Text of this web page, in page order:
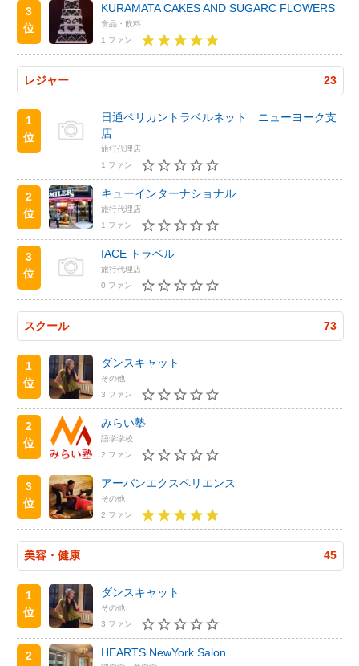
3
位
KURAMATA CAKES AND SUGARC FLOWERS
食品・飲料
1 ファン
レジャー 23
1
位
日通ペリカントラベルネット ニューヨーク支
店
旅行代理店
1 ファン
2
位
キューインターナショナル
旅行代理店
1 ファン
3
位
IACE トラベル
旅行代理店
0 ファン
スクール 73
1
位
ダンスキャット
その他
3 ファン
2
位
みらい塾
語学学校
2 ファン
3
位
アーバンエクスペリエンス
その他
2 ファン
美容・健康 45
1
位
ダンスキャット
その他
3 ファン
2
HEARTS NewYork Salon